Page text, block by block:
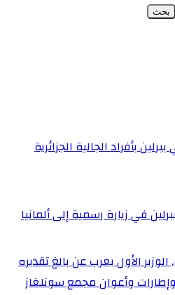
بأفراد الجالية الجزائرية
في زيارة رسمية إلى ألمانيا
الأول يعرب عن بالغ تقديره
وأعوان مجمع سونلغاز